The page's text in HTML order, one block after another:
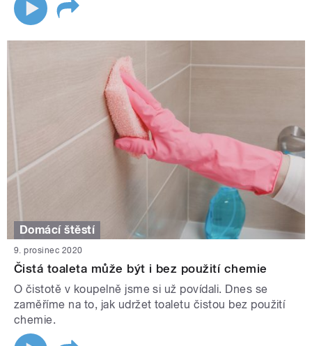
Domácí štěstí
9. prosinec 2020
Čistá toaleta může být i bez použití chemie
O čistotě v koupelně jsme si už povídali. Dnes se
zaměříme na to, jak udržet toaletu čistou bez použití
chemie.